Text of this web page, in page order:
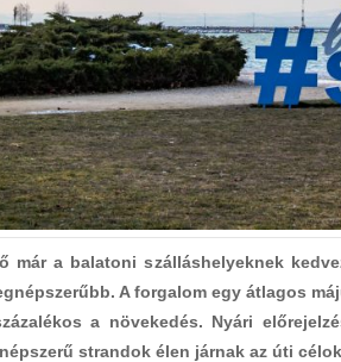
már a balatoni szálláshelyeknek
A forgalom egy átlagos
a növekedés. Nyári
strandok élen járnak az úti